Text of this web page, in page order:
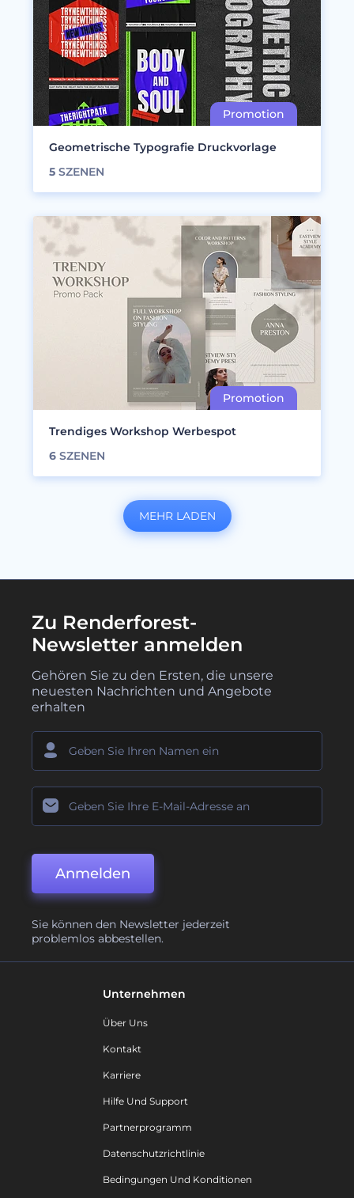
Geometrische Typografie Druckvorlage
5 SZENEN
Trendiges Workshop Werbespot
6 SZENEN
MEHR LADEN
Zu Renderforest-
Newsletter anmelden
Gehören Sie zu den Ersten, die unsere
neuesten Nachrichten und Angebote
erhalten
Anmelden
Sie können den Newsletter jederzeit
problemlos abbestellen.
Unternehmen
Über Uns
Kontakt
Karriere
Hilfe Und Support
Partnerprogramm
Datenschutzrichtlinie
Bedingungen Und Konditionen